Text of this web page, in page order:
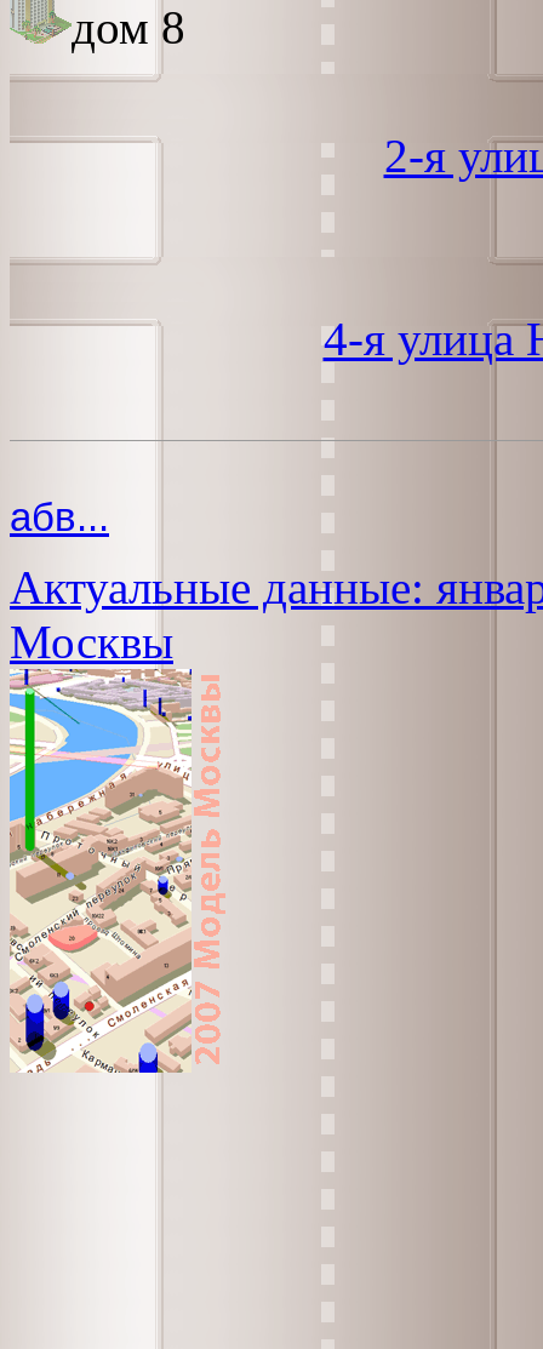
дом 8
2-я
4-я улица
абв...
Актуальные данные:
Москвы